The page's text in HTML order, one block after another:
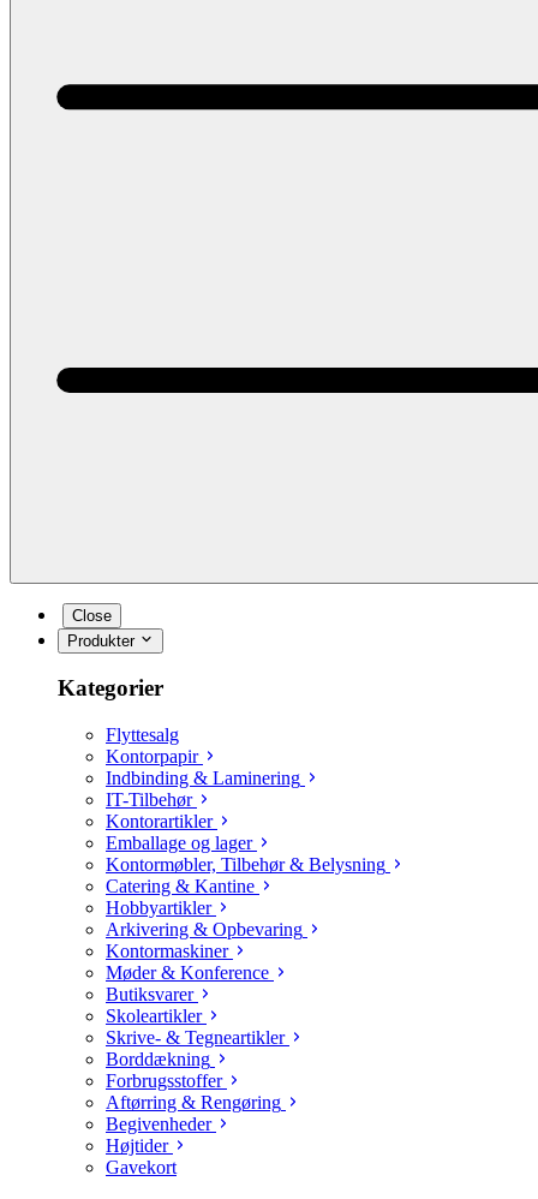
Close
Produkter
Kategorier
Flyttesalg
Kontorpapir
Indbinding & Laminering
IT-Tilbehør
Kontorartikler
Emballage og lager
Kontormøbler, Tilbehør & Belysning
Catering & Kantine
Hobbyartikler
Arkivering & Opbevaring
Kontormaskiner
Møder & Konference
Butiksvarer
Skoleartikler
Skrive- & Tegneartikler
Borddækning
Forbrugsstoffer
Aftørring & Rengøring
Begivenheder
Højtider
Gavekort